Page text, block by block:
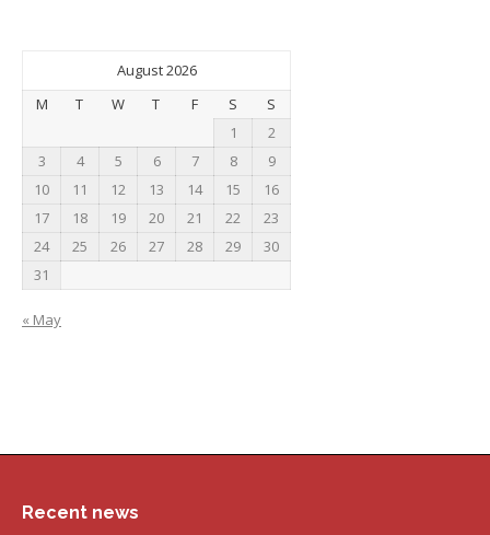
August 2026
M
T W T F S
S
1
2
3
4 5 6 7 8
9
10
11 12 13 14 15
16
17
18 19 20 21 22
23
24
25 26 27 28 29
30
31
« May
Recent news